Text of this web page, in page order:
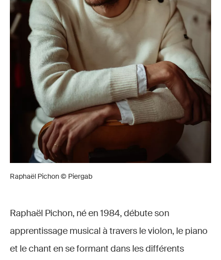
Raphaël Pichon © Piergab
Raphaël Pichon, né en 1984, débute son
apprentissage musical à travers le violon, le piano
et le chant en se formant dans les différents